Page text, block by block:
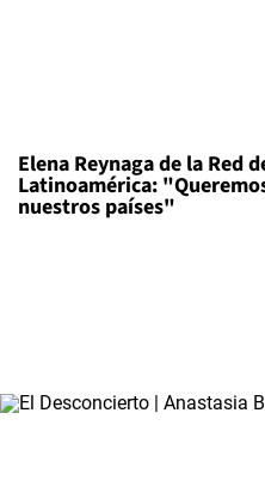
Elena Reynaga de la Red
Latinoamérica:
nuestros países"